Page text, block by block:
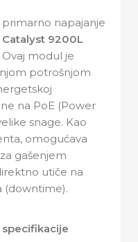
primarno napajanje
Catalyst 9200L
modul je
potrošnjom
na PoE (Power
snage. Kao
omogućava
gašenjem
utiče na
(downtime).
specifikacije